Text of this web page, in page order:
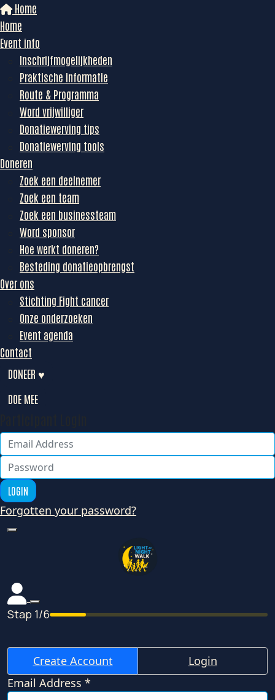
Home
Home
Event info
Inschrijfmogelijkheden
Praktische informatie
Route & Programma
Word vrijwilliger
Donatiewerving tips
Donatiewerving tools
Doneren
Zoek een deelnemer
Zoek een team
Zoek een businessteam
Word sponsor
Hoe werkt doneren?
Besteding donatieopbrengst
Over ons
Stichting Fight cancer
Onze onderzoeken
Event agenda
Contact
DONEER ♥
DOE MEE
LOGIN
Forgotten your password?
Stap 1/6
Create Account
Login
Email Address *